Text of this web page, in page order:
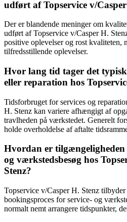
udført af Topservice v/
Der er blandende meninger om
udført af Topservice v/Casper H.
positive oplevelser og rost kvaliteten,
tilfredsstillende oplevelser.
Hvor lang tid tager det
eller reparation hos
Tidsforbruget for services og
H. Stenz kan variere afhængigt af
travlheden på værkstedet. Generelt
holde overholdelse af aftalte
Hvordan er tilgængeligheden
og værkstedsbesøg hos
Stenz?
Topservice v/Casper H. Stenz
bookingsproces for service- og
normalt nemt arrangere tidspunkter,